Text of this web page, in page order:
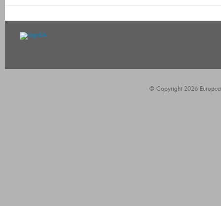
© Copyright 2026